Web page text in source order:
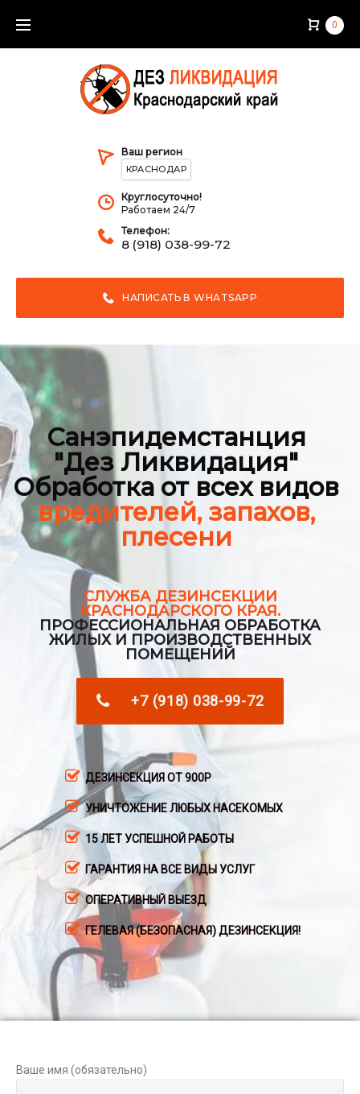
0
Ваш регион
КРАСНОДАР
Круглосуточно!
Работаем 24/7
Телефон:
8 (918) 038-99-72
НАПИСАТЬ В WHATSAPP
Санэпидемстанция
"Дез Ликвидация"
Обработка от всех видов
вредителей, запахов,
плесени
СЛУЖБА ДЕЗИНСЕКЦИИ
КРАСНОДАРСКОГО КРАЯ.
ПРОФЕССИОНАЛЬНАЯ ОБРАБОТКА
ЖИЛЫХ И ПРОИЗВОДСТВЕННЫХ
ПОМЕЩЕНИЙ
+7 (918) 038-99-72
ДЕЗИНСЕКЦИЯ ОТ 900Р
УНИЧТОЖЕНИЕ ЛЮБЫХ НАСЕКОМЫХ
15 ЛЕТ УСПЕШНОЙ РАБОТЫ
ГАРАНТИЯ НА ВСЕ ВИДЫ УСЛУГ
ОПЕРАТИВНЫЙ ВЫЕЗД
ГЕЛЕВАЯ (БЕЗОПАСНАЯ) ДЕЗИНСЕКЦИЯ!
Ваше имя (обязательно)